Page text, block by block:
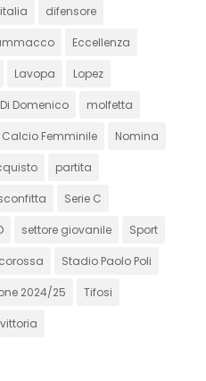
difensore
Eccellenza
Lavopa Lopez
Domenico molfetta
Femminile Nomina
partita
Serie C
settore giovanile Sport
Stadio Paolo Poli
2024/25 Tifosi
vittoria